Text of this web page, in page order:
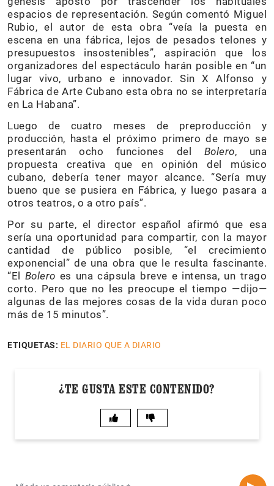
espacios de representación. Según comentó Miguel
Rubio, el autor de esta obra “veía la puesta en
escena en una fábrica, lejos de pesados telones y
presupuestos insostenibles”, aspiración que los
organizadores del espectáculo harán posible en “un
lugar vivo, urbano e innovador. Sin X Alfonso y
Fábrica de Arte Cubano esta obra no se interpretaría
en La Habana”.
Luego de cuatro meses de preproducción y
producción, hasta el próximo primero de mayo se
presentarán ocho funciones del Bolero, una
propuesta creativa que en opinión del músico
cubano, debería tener mayor alcance. “Sería muy
bueno que se pusiera en Fábrica, y luego pasara a
otros teatros, o a otro país”.
Por su parte, el director español afirmó que esa
sería una oportunidad para compartir, con la mayor
cantidad de público posible, “el crecimiento
exponencial” de una obra que le resulta fascinante.
“El Bolero es una cápsula breve e intensa, un trago
corto. Pero que no les preocupe el tiempo —dijo—
algunas de las mejores cosas de la vida duran poco
más de 15 minutos”.
ETIQUETAS: EL DIARIO QUE A DIARIO
¿TE GUSTA ESTE CONTENIDO?